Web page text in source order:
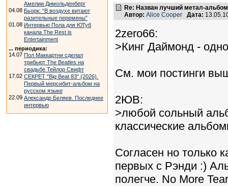
Амелии Димольденберг
04.08 Бьорк: “В воздухе витают
разительные перемены”
01.08 Интервью Пола для ЮТуб
канала The Rest is
Entertainment
... периодика:
14.07 Пол Маккартни сделал
трибьют The Beatles на
свадьбе Тейлор Свифт
17.02 СЕКРЕТ "Big Beat 83" (2026).
Первый мерсибит-альбом на
русском языке
22.09 Александр Беляев. Последнее
интервью
Re: Назван лучший метал-
Автор: Alice Cooper Дата:
2zero66:
>Кинг Даймонд -
См. мои постинги
2ЮВ:
>любой сольный
классические
Согласен но только
первых с Рэнди :)
полегче. No More